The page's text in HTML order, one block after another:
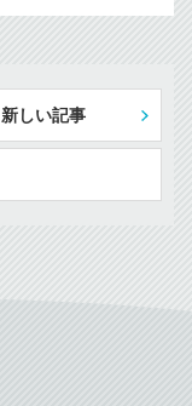
新しい記事